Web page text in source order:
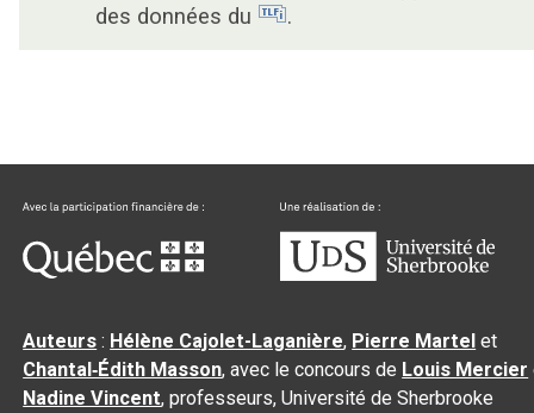
des données du
.
Auteurs : Hélène Cajolet-Laganière, Pierre Martel et
Chantal‑Édith Masson, avec le concours de Louis Mercier
Nadine Vincent, professeurs, Université de Sherbrooke